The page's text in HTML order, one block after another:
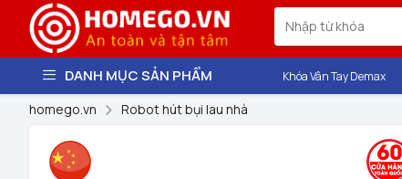
DANH MỤC SẢN PHẨM Khóa Vân Tay Demax
homego.vn Robot hút bụi lau nhà